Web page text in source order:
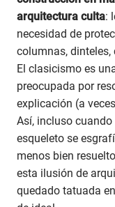
arquitectura culta:
necesidad de
columnas, dinteles,
El clasicismo es
preocupada por
explicación (a
Así, incluso cuando
esqueleto se
menos bien resuelto
esta ilusión de
quedado tatuada